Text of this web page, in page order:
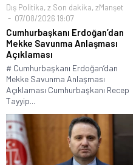
Dış Politika, z Son dakika, zManşet
07/08/2026 19:07
Cumhurbaşkanı Erdoğan’dan
Mekke Savunma Anlaşması
Açıklaması
# Cumhurbaşkanı Erdoğan’dan
Mekke Savunma Anlaşması
Açıklaması Cumhurbaşkanı Recep
Tayyip...